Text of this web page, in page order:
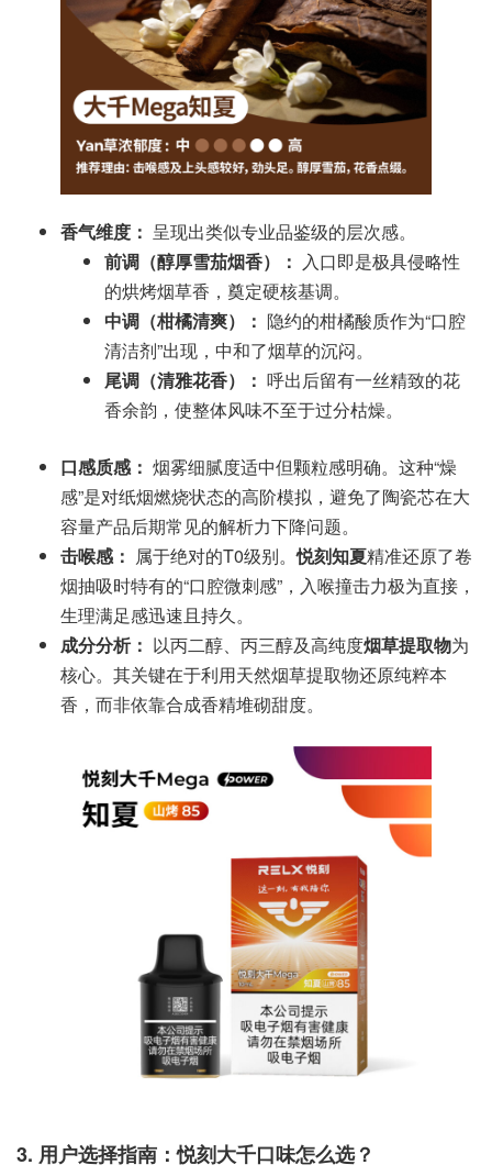
香气维度： 呈现出类似专业品鉴级的层次感。
前调（醇厚雪茄烟香）： 入口即是极具侵略性
的烘烤烟草香，奠定硬核基调。
中调（柑橘清爽）： 隐约的柑橘酸质作为“口腔
清洁剂”出现，中和了烟草的沉闷。
尾调（清雅花香）： 呼出后留有一丝精致的花
香余韵，使整体风味不至于过分枯燥。
口感质感： 烟雾细腻度适中但颗粒感明确。这种“燥
感”是对纸烟燃烧状态的高阶模拟，避免了陶瓷芯在大
容量产品后期常见的解析力下降问题。
击喉感： 属于绝对的T0级别。悦刻知夏精准还原了卷
烟抽吸时特有的“口腔微刺感”，入喉撞击力极为直接，
生理满足感迅速且持久。
成分分析： 以丙二醇、丙三醇及高纯度烟草提取物为
核心。其关键在于利用天然烟草提取物还原纯粹本
香，而非依靠合成香精堆砌甜度。
3. 用户选择指南：悦刻大千口味怎么选？